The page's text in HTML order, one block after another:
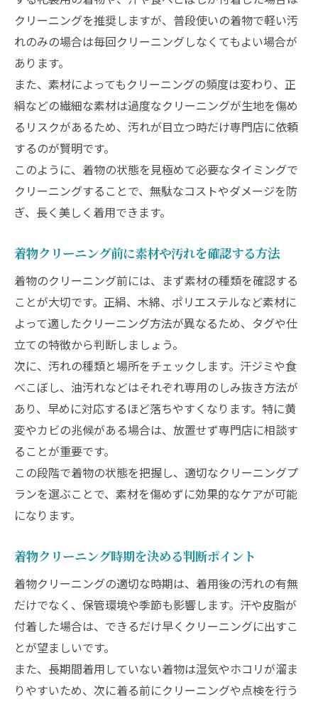
法
着物の仕立て直しとクリーニングの最適順
序
身幅が足りない着物の対処法と注意点
部分直しと全体調整の見極め方とコツ
正絹の着物を傷めないケアのコツとは
正絹着物は自宅で洗うべきか判断する基準
正絹着物のクリーニング時の注意点と相談
先
正絹の着物を守るクリーニング方法の選び
汗抜きや丸洗い時に正絹を傷めないコツ
正絹着物のクリーニング頻度と長持ちの秘
訣
無駄のない着物クリーニング実践ガイド
着物クリーニングで無駄な出費を防ぐ方法
必要な着物クリーニングだけを選ぶコツ
着物クリーニング頻度を抑える保管術
クリーニング前後のチェックリスト活用法
着物クリーニングの実体験から学ぶ失敗例
大切な着物を長く守る適切な調整法
着物クリーニング後のサイズ調整の流れ
着物調整で失敗しない業者選びのポイント
着物クリーニングと調整のタイミング戦略
費用も抑える着物クリーニング活用術
着物クリーニング費用を抑える工夫と選択
クリーニングを推奨しますが、普段使いの着物で軽い汚
れのみの場合は毎回クリーニングしなくてもよい場合が
あります。
また、素材によってもクリーニングの頻度は変わり、正
絹などの繊細な素材は過度なクリーニングが生地を傷め
るリスクがあるため、汚れが目立つ時だけ専門店に依頼
するのが賢明です。
このように、着物の状態を見極めて必要なタイミングで
クリーニングすることで、無駄なコストやダメージを防
ぎ、長く美しく着用できます。
着物クリーニング前に素材や汚れを確認する方法
着物のクリーニング前には、まず素材の種類を確認する
ことが大切です。正絹、木綿、ポリエステルなど素材に
よって適したクリーニング方法が異なるため、タグや仕
立ての特徴から判断しましょう。
次に、汚れの種類と場所をチェックします。汗ジミや食
べこぼし、油汚れなどはそれぞれ専用のしみ抜き方法が
あり、早めに対応するほど落ちやすくなります。特に黄
変やカビの兆候がある場合は、放置せず専門店に相談す
ることが重要です。
この段階で着物の状態を把握し、適切なクリーニングプ
ランを選ぶことで、素材を傷めずに効果的なケアが可能
になります。
着物クリーニング時期を決める判断ポイント
着物クリーニングの適切な時期は、着用後の汚れの有無
だけでなく、保管環境や季節も影響します。汗や皮脂が
付着した場合は、できるだけ早くクリーニングに出すこ
とが望ましいです。
また、長期間着用していない着物は湿気やホコリが溜ま
りやすいため、次に着る前にクリーニングや点検を行う